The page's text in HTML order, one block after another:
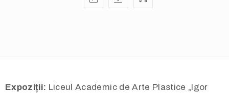
Expoziții: Liceul Academic de Arte Plastice „Igor